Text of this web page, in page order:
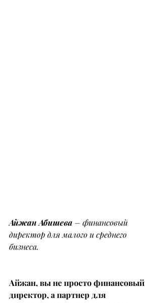
Айжан Абишева – финансовый
директор для малого и среднего
бизнеса.
Айжан, вы не просто финансовый
директор, а партнер для